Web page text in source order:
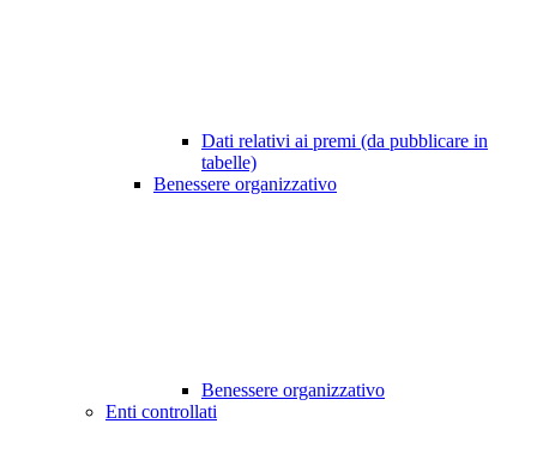
Dati relativi ai premi (da pubblicare in
tabelle)
Benessere organizzativo
Benessere organizzativo
Enti controllati